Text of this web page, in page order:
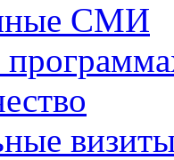
СМИ